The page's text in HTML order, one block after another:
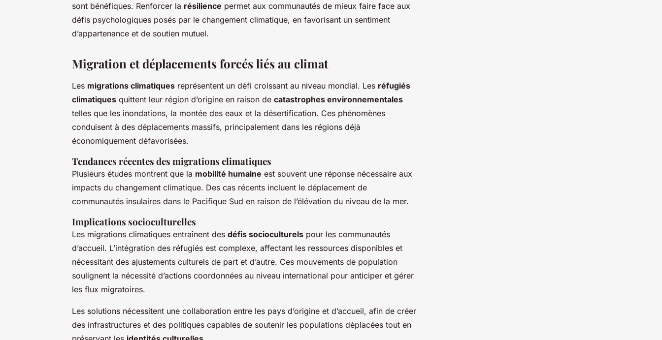
sont bénéfiques. Renforcer la résilience permet aux communautés de mieux faire face aux
défis psychologiques posés par le changement climatique, en favorisant un sentiment
d’appartenance et de soutien mutuel.
Migration et déplacements forcés liés au climat
Les migrations climatiques représentent un défi croissant au niveau mondial. Les réfugiés
climatiques quittent leur région d’origine en raison de catastrophes environnementales
telles que les inondations, la montée des eaux et la désertification. Ces phénomènes
conduisent à des déplacements massifs, principalement dans les régions déjà
économiquement défavorisées.
Tendances récentes des migrations climatiques
Plusieurs études montrent que la mobilité humaine est souvent une réponse nécessaire aux
impacts du changement climatique. Des cas récents incluent le déplacement de
communautés insulaires dans le Pacifique Sud en raison de l’élévation du niveau de la mer.
Implications socioculturelles
Les migrations climatiques entraînent des défis socioculturels pour les communautés
d’accueil. L’intégration des réfugiés est complexe, affectant les ressources disponibles et
nécessitant des ajustements culturels de part et d’autre. Ces mouvements de population
soulignent la nécessité d’actions coordonnées au niveau international pour anticiper et gérer
les flux migratoires.
Les solutions nécessitent une collaboration entre les pays d’origine et d’accueil, afin de créer
des infrastructures et des politiques capables de soutenir les populations déplacées tout en